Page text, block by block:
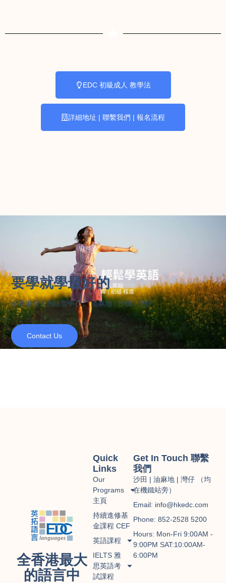
EDC 初級成人 教學法
詳細地址 | 聯繫我們 | 報名流程
要學就學最好的
全香港最大的語言中心， 油麻地 | 沙田 | 灣仔
Contact Us
全香港最大
的語言中
Quick
Links
Our
Programs
主頁
持續進修基
金課程 CEF
英語課程
IELTS 雅
思英語考
試課程
Get In Touch 聯繫
我們
沙田 | 油麻地 | 灣仔 （均
在機鐵站旁）
Email: info@hkedc.com
Phone: 852-2528 5200
Hours: Mon-Fri 9:00AM -
9:00PM SAT:10:00AM-
6:00PM